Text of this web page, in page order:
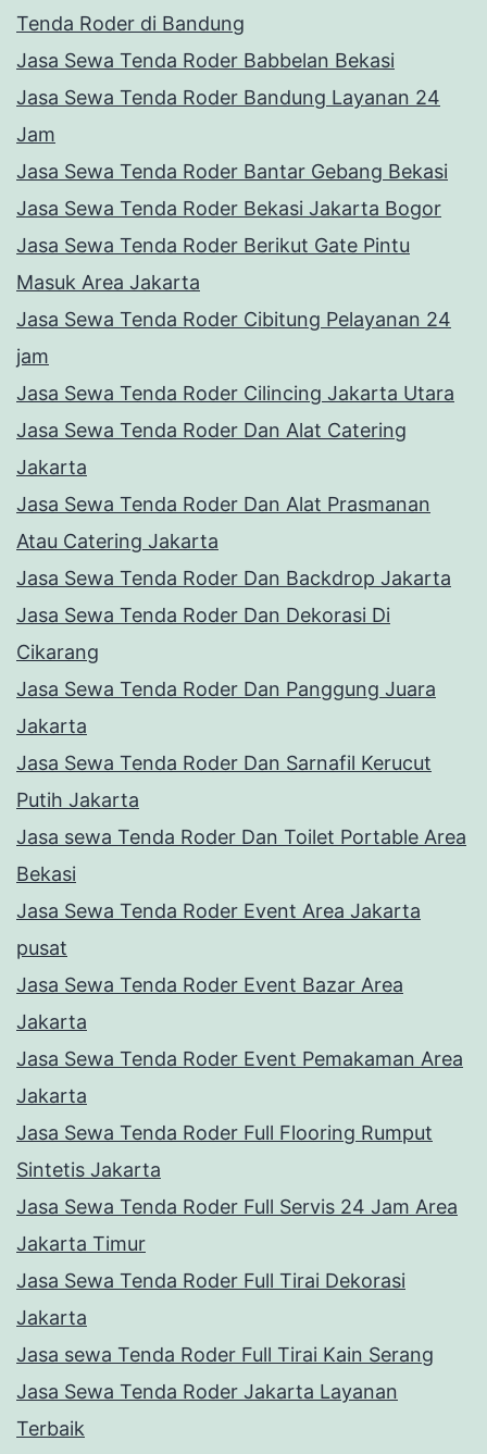
Tenda Roder di Bandung
Jasa Sewa Tenda Roder Babbelan Bekasi
Jasa Sewa Tenda Roder Bandung Layanan 24
Jam
Jasa Sewa Tenda Roder Bantar Gebang Bekasi
Jasa Sewa Tenda Roder Bekasi Jakarta Bogor
Jasa Sewa Tenda Roder Berikut Gate Pintu
Masuk Area Jakarta
Jasa Sewa Tenda Roder Cibitung Pelayanan 24
jam
Jasa Sewa Tenda Roder Cilincing Jakarta Utara
Jasa Sewa Tenda Roder Dan Alat Catering
Jakarta
Jasa Sewa Tenda Roder Dan Alat Prasmanan
Atau Catering Jakarta
Jasa Sewa Tenda Roder Dan Backdrop Jakarta
Jasa Sewa Tenda Roder Dan Dekorasi Di
Cikarang
Jasa Sewa Tenda Roder Dan Panggung Juara
Jakarta
Jasa Sewa Tenda Roder Dan Sarnafil Kerucut
Putih Jakarta
Jasa sewa Tenda Roder Dan Toilet Portable Area
Bekasi
Jasa Sewa Tenda Roder Event Area Jakarta
pusat
Jasa Sewa Tenda Roder Event Bazar Area
Jakarta
Jasa Sewa Tenda Roder Event Pemakaman Area
Jakarta
Jasa Sewa Tenda Roder Full Flooring Rumput
Sintetis Jakarta
Jasa Sewa Tenda Roder Full Servis 24 Jam Area
Jakarta Timur
Jasa Sewa Tenda Roder Full Tirai Dekorasi
Jakarta
Jasa sewa Tenda Roder Full Tirai Kain Serang
Jasa Sewa Tenda Roder Jakarta Layanan
Terbaik